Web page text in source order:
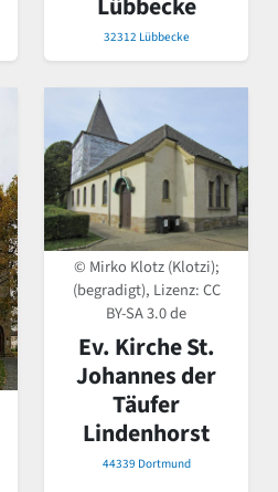
Lübbecke
32312 Lübbecke
© Mirko Klotz (Klotzi);
(begradigt), Lizenz:CC
BY-SA 3.0 de
Ev. Kirche St.
Johannes der
Täufer
Lindenhorst
44339 Dortmund